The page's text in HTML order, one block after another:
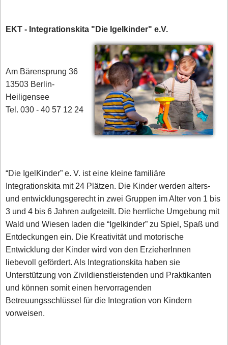
EKT - Integrationskita "Die Igelkinder" e.V.
Am Bärensprung 36
13503 Berlin-
Heiligensee
Tel. 030 - 40 57 12 24
“Die IgelKinder” e. V. ist eine kleine familiäre
Integrationskita mit 24 Plätzen. Die Kinder werden alters-
und entwicklungsgerecht in zwei Gruppen im Alter von 1 bis
3 und 4 bis 6 Jahren aufgeteilt. Die herrliche Umgebung mit
Wald und Wiesen laden die “Igelkinder” zu Spiel, Spaß und
Entdeckungen ein. Die Kreativität und motorische
Entwicklung der Kinder wird von den ErzieherInnen
liebevoll gefördert. Als Integrationskita haben sie
Unterstützung von Zivildienstleistenden und Praktikanten
und können somit einen hervorragenden
Betreuungsschlüssel für die Integration von Kindern
vorweisen.